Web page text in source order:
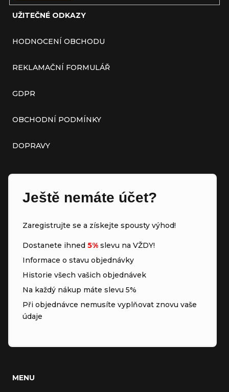
UŽITEČNÉ ODKAZY
HODNOCENÍ OBCHODU
REKLAMAČNÍ FORMULÁŘ
GDPR
OBCHODNÍ PODMÍNKY
DOPRAVY
Ještě nemáte účet?
Zaregistrujte se a získejte spousty výhod!
Dostanete ihned 5% slevu na VŽDY!
Informace o stavu objednávky
Historie všech vašich objednávek
Na každý nákup máte slevu 5%
Při objednávce nemusíte vyplňovat znovu vaše
údaje
MENU